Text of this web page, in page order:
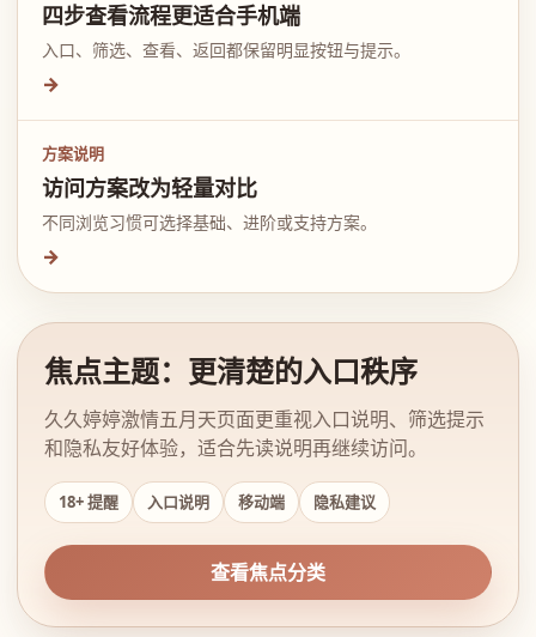
四步查看流程更适合手机端
入口、筛选、查看、返回都保留明显按钮与提示。
→
方案说明
访问方案改为轻量对比
不同浏览习惯可选择基础、进阶或支持方案。
→
焦点主题：更清楚的入口秩序
久久婷婷激情五月天页面更重视入口说明、筛选提示
和隐私友好体验，适合先读说明再继续访问。
18+ 提醒 入口说明 移动端 隐私建议
查看焦点分类